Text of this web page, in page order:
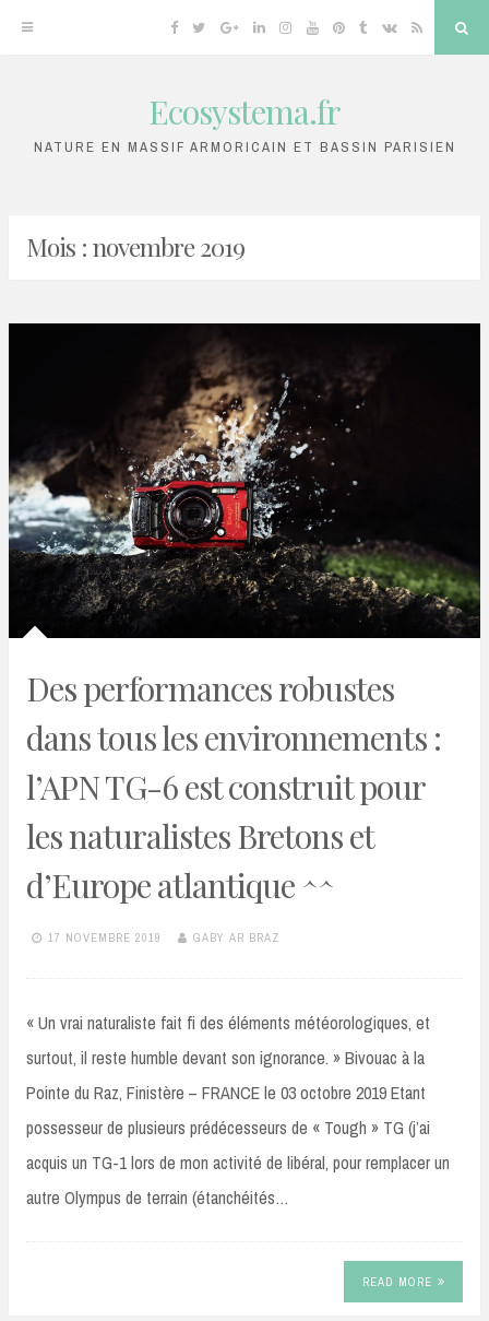
Facebook
TwitterGoogleLinkedinInstagram
YouTubePinterest
TumblrVK RSS
Ecosystema.fr
NATURE EN MASSIF ARMORICAIN ET BASSIN PARISIEN
Mois :novembre 2019
Des performances robustes
dans tous les environnements :
l’APN TG-6 est construit pour
les naturalistes Bretons et
d’Europe atlantique ^^
17 NOVEMBRE 2019 GABY AR BRAZ
« Un vrai naturaliste fait fi des éléments météorologiques, et
surtout, il reste humble devant son ignorance. » Bivouac à la
Pointe du Raz, Finistère – FRANCE le 03 octobre 2019 Etant
possesseur de plusieurs prédécesseurs de « Tough » TG (j’ai
acquis un TG-1 lors de mon activité de libéral, pour remplacer un
autre Olympus de terrain (étanchéités…
READ MORE